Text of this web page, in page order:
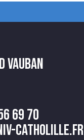
Vauban
69 70
catholille.fr